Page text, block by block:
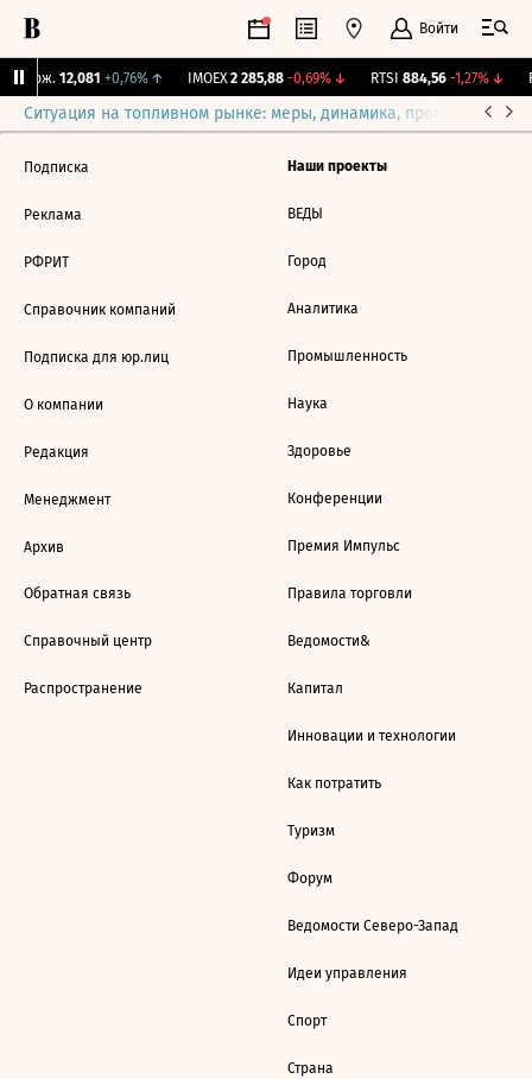
Войти
Бирж. 12,081 +0,76%↑ IMOEX 2 285,88 -0,69%↓ RTSI 884,56 -1,27%↓
Ситуация на топливном рынке: меры, динамика, прогнозы
Подписка
Реклама
РФРИТ
Справочник компаний
Подписка для юр.лиц
О компании
Редакция
Менеджмент
Архив
Обратная связь
Справочный центр
Распространение
Наши проекты
ВЕДЫ
Город
Аналитика
Промышленность
Наука
Здоровье
Конференции
Премия Импульс
Правила торговли
Ведомости&
Капитал
Инновации и технологии
Как потратить
Туризм
Форум
Ведомости Северо-Запад
Идеи управления
Спорт
Страна